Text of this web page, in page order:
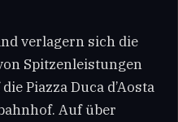
verlagern sich die
Spitzenleistungen
Piazza Duca d’Aosta
Auf über